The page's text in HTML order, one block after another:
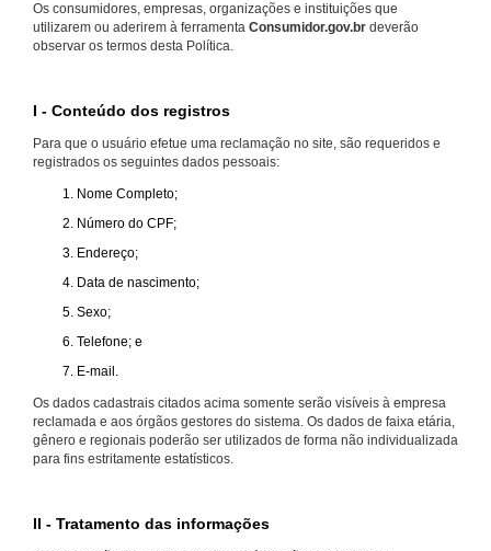
Os consumidores, empresas, organizações e instituições que
utilizarem ou aderirem à ferramenta Consumidor.gov.br deverão
observar os termos desta Política.
I - Conteúdo dos registros
Para que o usuário efetue uma reclamação no site, são requeridos e
registrados os seguintes dados pessoais:
Nome Completo;
Número do CPF;
Endereço;
Data de nascimento;
Sexo;
Telefone; e
E-mail.
Os dados cadastrais citados acima somente serão visíveis à empresa
reclamada e aos órgãos gestores do sistema. Os dados de faixa etária,
gênero e regionais poderão ser utilizados de forma não individualizada
para fins estritamente estatísticos.
II - Tratamento das informações